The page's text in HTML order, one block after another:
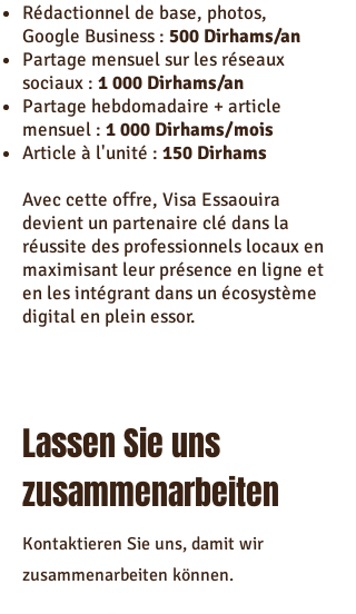
Rédactionnel de base, photos,
Google Business : 500 Dirhams/an
Partage mensuel sur les réseaux
sociaux : 1 000 Dirhams/an
Partage hebdomadaire + article
mensuel : 1 000 Dirhams/mois
Article à l'unité : 150 Dirhams
Avec cette offre, Visa Essaouira
devient un partenaire clé dans la
réussite des professionnels locaux en
maximisant leur présence en ligne et
en les intégrant dans un écosystème
digital en plein essor.
Lassen Sie uns
zusammenarbeiten
Kontaktieren Sie uns, damit wir
zusammenarbeiten können.